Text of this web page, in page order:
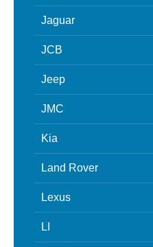
Jaguar
JCB
Jeep
JMC
Kia
Land Rover
Lexus
LI